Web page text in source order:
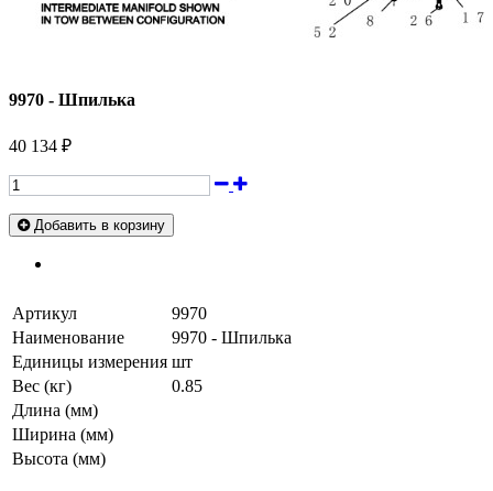
9970 - Шпилька
40 134 ₽
Добавить в корзину
Артикул
9970
Наименование
9970 - Шпилька
Единицы измерения шт
Вес (кг)
0.85
Длина (мм)
Ширина (мм)
Высота (мм)